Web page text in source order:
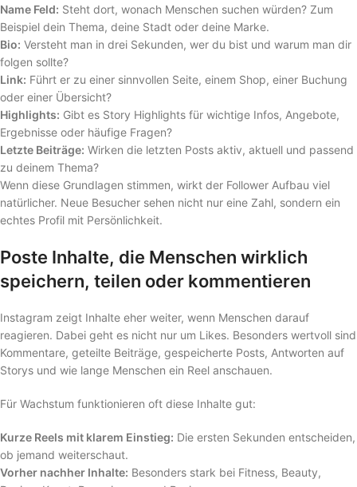
Name Feld: Steht dort, wonach Menschen suchen würden? Zum
Beispiel dein Thema, deine Stadt oder deine Marke.
Bio: Versteht man in drei Sekunden, wer du bist und warum man dir
folgen sollte?
Link: Führt er zu einer sinnvollen Seite, einem Shop, einer Buchung
oder einer Übersicht?
Highlights: Gibt es Story Highlights für wichtige Infos, Angebote,
Ergebnisse oder häufige Fragen?
Letzte Beiträge: Wirken die letzten Posts aktiv, aktuell und passend
zu deinem Thema?
Wenn diese Grundlagen stimmen, wirkt der Follower Aufbau viel
natürlicher. Neue Besucher sehen nicht nur eine Zahl, sondern ein
echtes Profil mit Persönlichkeit.
Poste Inhalte, die Menschen wirklich
speichern, teilen oder kommentieren
Instagram zeigt Inhalte eher weiter, wenn Menschen darauf
reagieren. Dabei geht es nicht nur um Likes. Besonders wertvoll sind
Kommentare, geteilte Beiträge, gespeicherte Posts, Antworten auf
Storys und wie lange Menschen ein Reel anschauen.
Für Wachstum funktionieren oft diese Inhalte gut:
Kurze Reels mit klarem Einstieg: Die ersten Sekunden entscheiden,
ob jemand weiterschaut.
Vorher nachher Inhalte: Besonders stark bei Fitness, Beauty,